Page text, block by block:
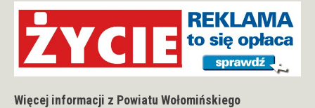
Więcej informacji z Powiatu Wołomińskiego